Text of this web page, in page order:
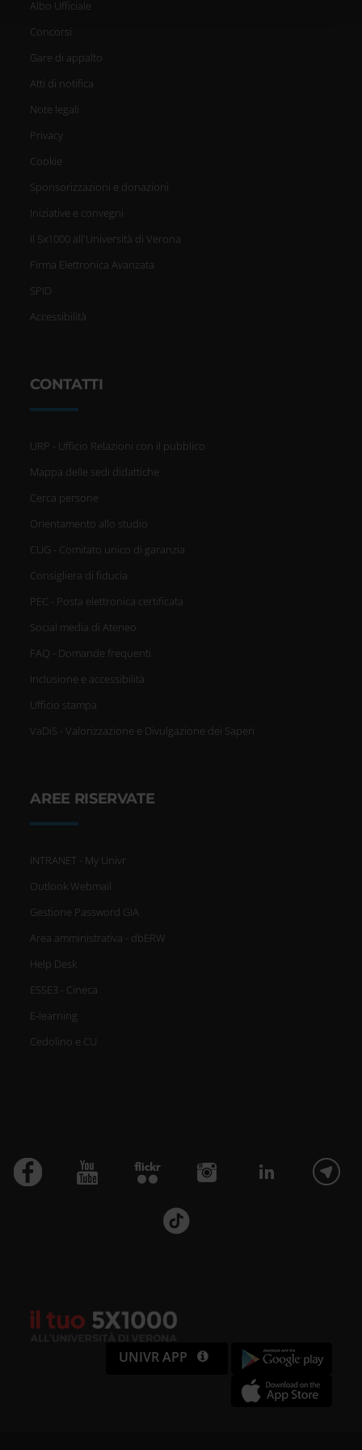
con altre informazioni che hai fornito loro o che hanno
raccolto dal tuo utilizzo dei loro servizi.
Albo Ufficiale
Concorsi
Gare di appalto
Atti di notifica
Note legali
Privacy
Cookie
Sponsorizzazioni e donazioni
Iniziative e convegni
Il 5x1000 all'Università di Verona
Firma Elettronica Avanzata
SPID
Accessibilità
CONTATTI
URP - Ufficio Relazioni con il pubblico
Mappa delle sedi didattiche
Cerca persone
Orientamento allo studio
CUG - Comitato unico di garanzia
Consigliera di fiducia
PEC - Posta elettronica certificata
Social media di Ateneo
FAQ - Domande frequenti
Inclusione e accessibilità
Ufficio stampa
VaDiS - Valorizzazione e Divulgazione dei Saperi
AREE RISERVATE
INTRANET - My Univr
Outlook Webmail
Gestione Password GIA
Area amministrativa - dbERW
Help Desk
ESSE3 - Cineca
E-learning
Cedolino e CU
UNIVR APP